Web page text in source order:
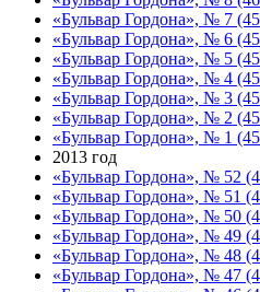
«Бульвар Гордона», № 7
«Бульвар Гордона», № 6
«Бульвар Гордона», № 5
«Бульвар Гордона», № 4
«Бульвар Гордона», № 3
«Бульвар Гордона», № 2
«Бульвар Гордона», № 1
2013 год
«Бульвар Гордона», № 52
«Бульвар Гордона», № 51
«Бульвар Гордона», № 50
«Бульвар Гордона», № 49
«Бульвар Гордона», № 48
«Бульвар Гордона», № 47